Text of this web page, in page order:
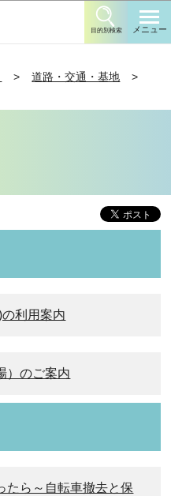
目的別検索 メニュー
道路・交通・基地
利用案内
）のご案内
たら～自転車撤去と保